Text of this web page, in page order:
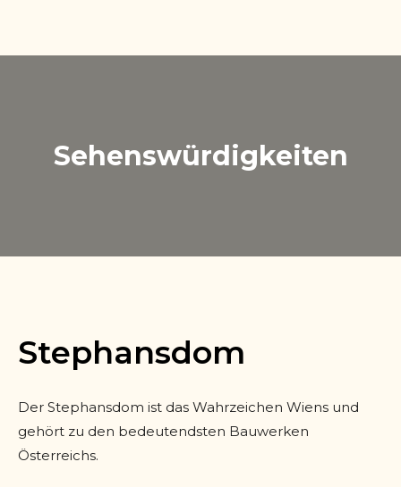
Sehenswürdigkeiten
Stephansdom
Der Stephansdom ist das Wahrzeichen Wiens und
gehört zu den bedeutendsten Bauwerken
Österreichs.